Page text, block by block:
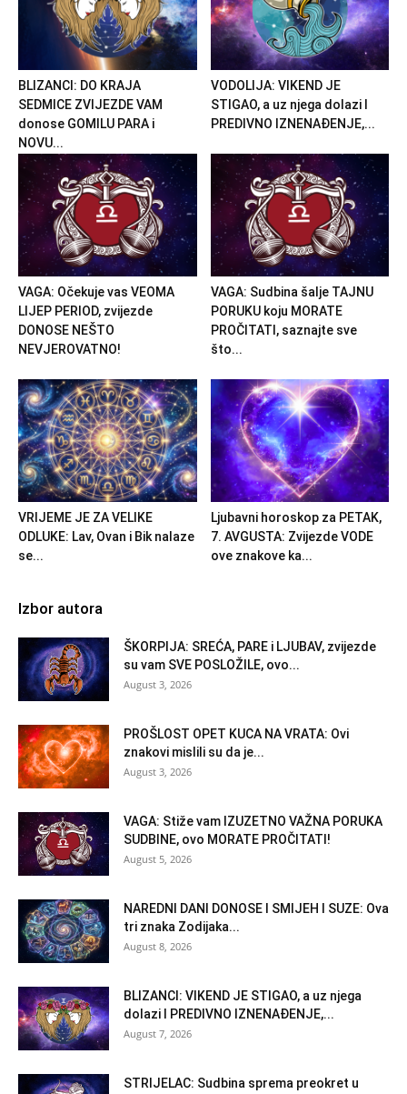
BLIZANCI: DO KRAJA
SEDMICE ZVIJEZDE VAM
donose GOMILU PARA i
NOVU...
VODOLIJA: VIKEND JE
STIGAO, a uz njega dolazi I
PREDIVNO IZNENAĐENJE,...
VAGA: Očekuje vas VEOMA
LIJEP PERIOD, zvijezde
DONOSE NEŠTO
NEVJEROVATNO!
VAGA: Sudbina šalje TAJNU
PORUKU koju MORATE
PROČITATI, saznajte sve
što...
VRIJEME JE ZA VELIKE
ODLUKE: Lav, Ovan i Bik nalaze
se...
Ljubavni horoskop za PETAK,
7. AVGUSTA: Zvijezde VODE
ove znakove ka...
Izbor autora
ŠKORPIJA: SREĆA, PARE i LJUBAV, zvijezde
su vam SVE POSLOŽILE, ovo...
August 3, 2026
PROŠLOST OPET KUCA NA VRATA: Ovi
znakovi mislili su da je...
August 3, 2026
VAGA: Stiže vam IZUZETNO VAŽNA PORUKA
SUDBINE, ovo MORATE PROČITATI!
August 5, 2026
NAREDNI DANI DONOSE I SMIJEH I SUZE: Ova
tri znaka Zodijaka...
August 8, 2026
BLIZANCI: VIKEND JE STIGAO, a uz njega
dolazi I PREDIVNO IZNENAĐENJE,...
August 7, 2026
STRIJELAC: Sudbina sprema preokret u